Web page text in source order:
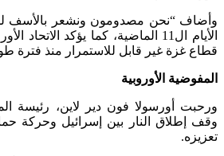
وأضاف “نحن مصدومون ونشعر بالأسف
الأيام ال11 الماضية، كما يؤكد
قطاع غزة غير قابل للاستمرار منذ فترة
المفوضية الأوروبية
ورحبت أورسولا فون دير لاين، رئيسة
وقف إطلاق النار بين إسرائيل وحركة
تعزيزه.